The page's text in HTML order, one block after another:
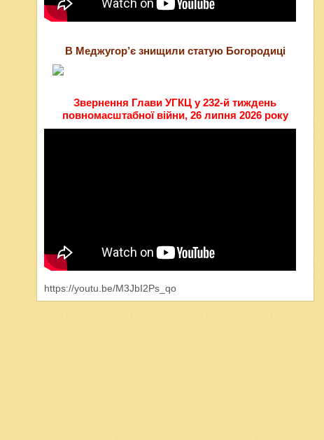
В Меджугор’є знищили статую Богородиці
Звернення Глави УГКЦ у 232-й тиждень
повномасштабної війни, 26 липня 2026 року
https://youtu.be/M3JbI2Ps_qo